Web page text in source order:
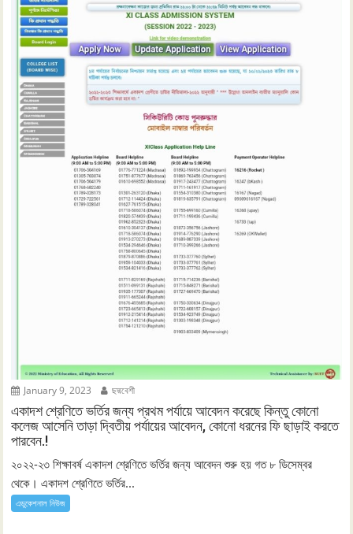
January 9, 2023 ছদ্মবেশী
একাদশ শ্রেণিতে ভর্তির জন্য প্রথম পর্যায়ে আবেদন করেছে কিন্তু কোনো
কলেজ আসেনি তাড়া দ্বিতীয় পর্যায়ের আবেদন, কোনো ধরনের ফি ছাড়াই করতে
পারবেন.!
২০২২-২৩ শিক্ষাবর্ষ একাদশ শ্রেণিতে ভর্তির জন্য আবেদন শুরু হয় গত ৮ ডিসেম্বর
থেকে। একাদশ শ্রেণিতে ভর্তির...
এডুকেশনাল নিউজ